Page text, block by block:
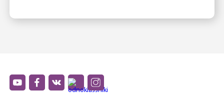
прививочной кампании. Президент Франции Эмманюэль